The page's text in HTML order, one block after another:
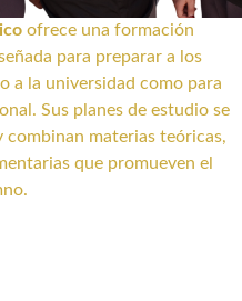
ofrece una formación
para preparar a los
a la universidad como para
Sus planes de estudio se
combinan materias teóricas,
que promueven el